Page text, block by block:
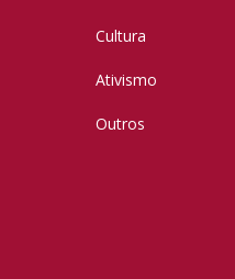
Cultura
Ativismo
Outros